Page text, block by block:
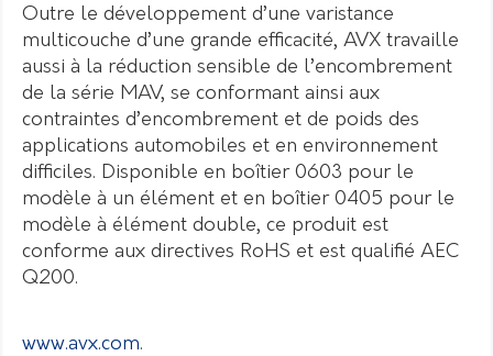
Outre le développement d’une varistance
multicouche d’une grande efficacité, AVX travaille
aussi à la réduction sensible de l’encombrement
de la série MAV, se conformant ainsi aux
contraintes d’encombrement et de poids des
applications automobiles et en environnement
difficiles. Disponible en boîtier 0603 pour le
modèle à un élément et en boîtier 0405 pour le
modèle à élément double, ce produit est
conforme aux directives RoHS et est qualifié AEC
Q200.
www.avx.com.